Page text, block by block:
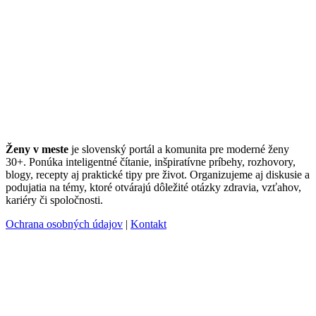
Ženy v meste je slovenský portál a komunita pre moderné ženy
30+. Ponúka inteligentné čítanie, inšpiratívne príbehy, rozhovory,
blogy, recepty aj praktické tipy pre život. Organizujeme aj diskusie a
podujatia na témy, ktoré otvárajú dôležité otázky zdravia, vzťahov,
kariéry či spoločnosti.
Ochrana osobných údajov | Kontakt